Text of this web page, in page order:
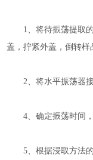
1、将待振荡提取的
盖，拧紧外盖，倒转样
2、将水平振荡器接
4、确定振荡时间，
5、根据浸取方法的